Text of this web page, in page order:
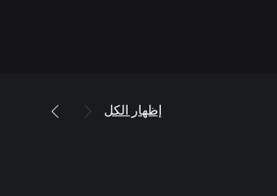
إظهار الكل